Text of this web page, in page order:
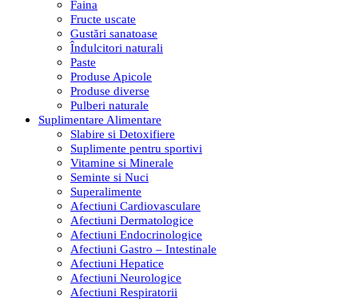
Faina
Fructe uscate
Gustări sanatoase
Îndulcitori naturali
Paste
Produse Apicole
Produse diverse
Pulberi naturale
Suplimentare Alimentare
Slabire si Detoxifiere
Suplimente pentru sportivi
Vitamine si Minerale
Seminte si Nuci
Superalimente
Afectiuni Cardiovasculare
Afectiuni Dermatologice
Afectiuni Endocrinologice
Afectiuni Gastro – Intestinale
Afectiuni Hepatice
Afectiuni Neurologice
Afectiuni Respiratorii